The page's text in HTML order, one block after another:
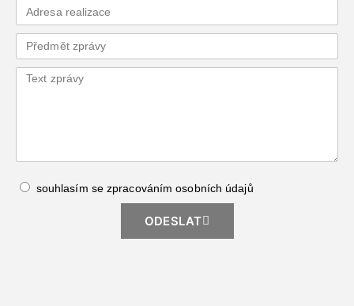
souhlasím se zpracovánímosobních údajů
ODESLAT